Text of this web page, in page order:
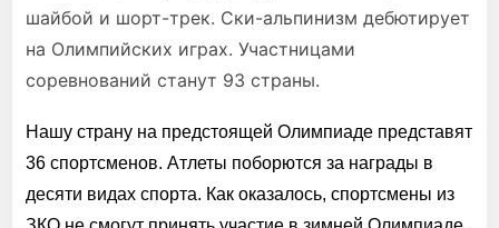
шайбой и шорт-трек. Ски-альпинизм дебютирует
на Олимпийских играх. Участницами
соревнований станут 93 страны.
Нашу страну на предстоящей Олимпиаде представят
36 спортсменов. Атлеты поборются за награды в
десяти видах спорта. Как оказалось, спортсмены из